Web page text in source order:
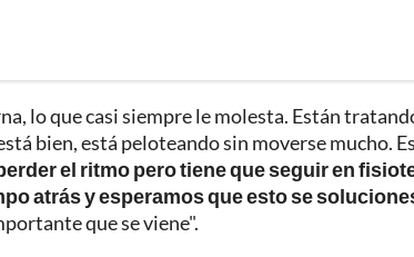
lo que casi siempre le molesta. Están
bien, está peloteando sin moverse mucho.
el ritmo pero tiene que seguir en
atrás y esperamos que esto se
que se viene".